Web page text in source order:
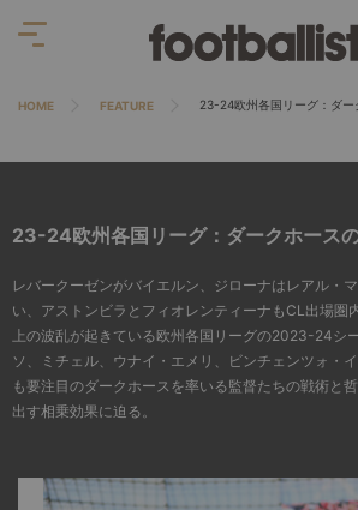
HOME FEATURE 23-24欧州各国リーグ：ダー
23-24欧州各国リーグ：ダークホース
レバークーゼンがバイエルン、ジローナはレアル・
い、アストンビラとフィオレンティーナもCL出場圏
上の波乱が起きている欧州各国リーグの2023-24シ
ソ、ミチェル、ウナイ・エメリ、ビンチェンツォ・
も要注目のダークホースを率いる監督たちの戦術と
出す相乗効果に迫る。